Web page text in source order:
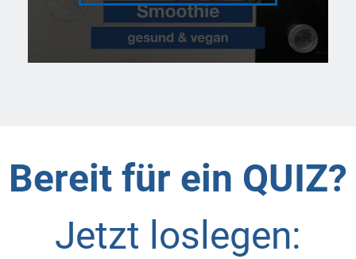
Bereit für ein QUIZ?
Jetzt loslegen: